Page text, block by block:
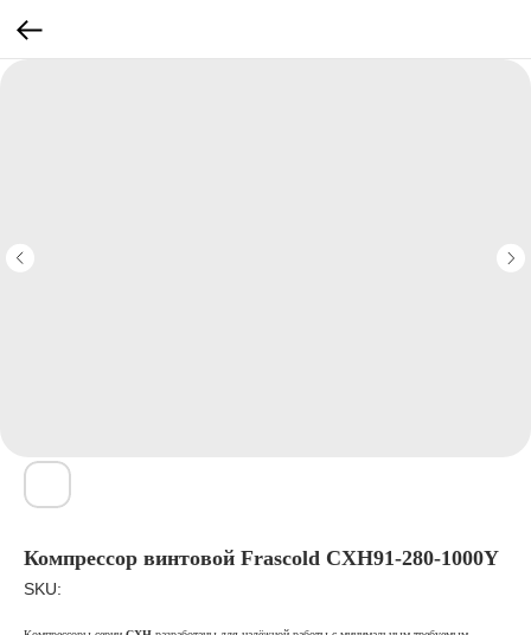
Компрессор винтовой Frascold CXH91-280-1000Y
SKU: